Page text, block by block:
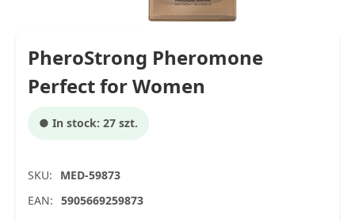
PheroStrong Pheromone
Perfect for Women
● In stock: 27 szt.
SKU:
MED-59873
EAN: 5905669259873